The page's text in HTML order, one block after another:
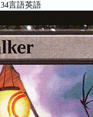
34言語英語